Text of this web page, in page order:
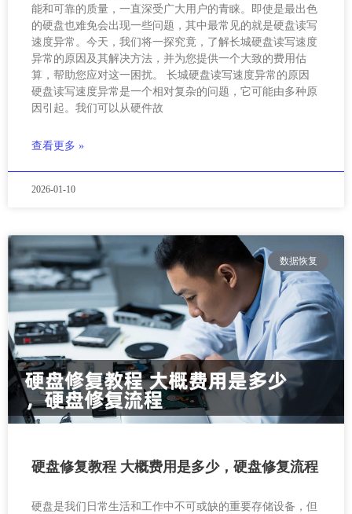
能和可靠的质量，一直深受广大用户的青睐。即使是最出色
的硬盘也难免会出现一些问题，其中最常见的就是硬盘读写
速度异常。今天，我们将一探究竟，了解长城硬盘读写速度
异常的原因及其解决方法，并为您提供一个大致的费用估
算，帮助您应对这一困扰。 长城硬盘读写速度异常的原因
硬盘读写速度异常是一个相对复杂的问题，它可能由多种原
因引起。我们可以从硬件故
查看更多 »
2026-01-10
数据恢复
硬盘修复教程 大概费用是多少，硬盘修复流程
硬盘是我们日常生活和工作中不可或缺的重要存储设备，但